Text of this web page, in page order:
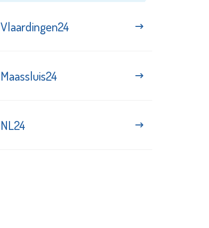
Vlaardingen24
Maassluis24
NL24